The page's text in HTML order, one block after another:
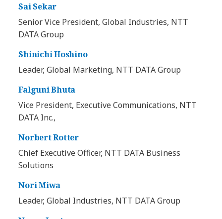
Sai Sekar
Senior Vice President, Global Industries, NTT
DATA Group
Shinichi Hoshino
Leader, Global Marketing, NTT DATA Group
Falguni Bhuta
Vice President, Executive Communications, NTT
DATA Inc.,
Norbert Rotter
Chief Executive Officer, NTT DATA Business
Solutions
Nori Miwa
Leader, Global Industries, NTT DATA Group